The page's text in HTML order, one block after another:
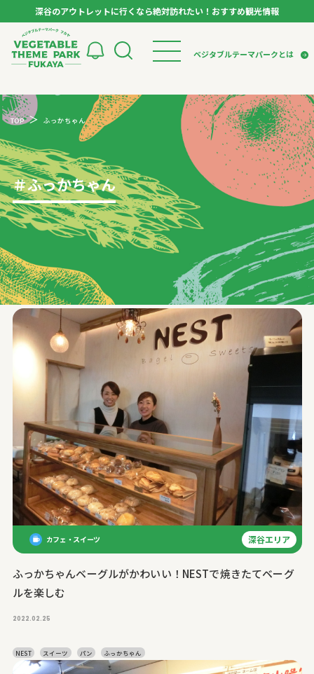
深谷のアウトレットに行くなら絶対訪れたい！おすすめ観光情報
ベジタブルテーマパークとは
検索
トップページ
モデルコース
スポット
イベント
体験
特集記事
ベジタブルテーマパークとは
VTPキャストミーティング
パートナー企業について
市長インタビュー
生産者インタビュー
アンバサダー
お役立ち情報
レシピ集
TOP ふっかちゃん
＃ふっかちゃん
カフェ・スイーツ 深谷エリア
ふっかちゃんベーグルがかわいい！NESTで焼きたてベーグ
ルを楽しむ
2022.02.25
NEST スイーツ パン ふっかちゃん